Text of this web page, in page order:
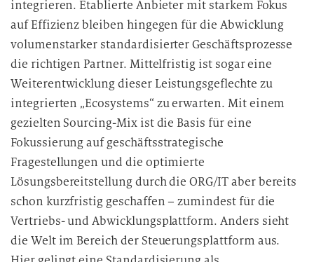
integrieren. Etablierte Anbieter mit starkem Fokus
auf Effizienz bleiben hingegen für die Abwicklung
volumenstarker standardisierter Geschäftsprozesse
die richtigen Partner. Mittelfristig ist sogar eine
Weiterentwicklung dieser Leistungsgeflechte zu
integrierten „Ecosystems“ zu erwarten. Mit einem
gezielten Sourcing-Mix ist die Basis für eine
Fokussierung auf geschäftsstrategische
Fragestellungen und die optimierte
Lösungsbereitstellung durch die ORG/IT aber bereits
schon kurzfristig geschaffen – zumindest für die
Vertriebs- und Abwicklungsplattform. Anders sieht
die Welt im Bereich der Steuerungsplattform aus.